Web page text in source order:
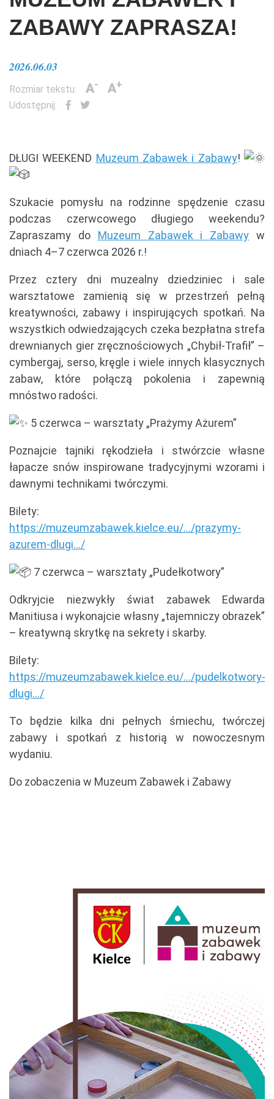
ZABAWY ZAPRASZA!
2026.06.03
Rozmiar tekstu: A- A+
Udostępnij:
DŁUGI WEEKEND Muzeum Zabawek i Zabawy!
Szukacie pomysłu na rodzinne spędzenie czasu
podczas czerwcowego długiego weekendu?
Zapraszamy do Muzeum Zabawek i Zabawy w
dniach 4–7 czerwca 2026 r.!
Przez cztery dni muzealny dziedziniec i sale
warsztatowe zamienią się w przestrzeń pełną
kreatywności, zabawy i inspirujących spotkań. Na
wszystkich odwiedzających czeka bezpłatna strefa
drewnianych gier zręcznościowych „Chybił-Trafił” –
cymbergaj, serso, kręgle i wiele innych klasycznych
zabaw, które połączą pokolenia i zapewnią
mnóstwo radości.
5 czerwca – warsztaty „Prażymy Ażurem”
Poznajcie tajniki rękodzieła i stwórzcie własne
łapacze snów inspirowane tradycyjnymi wzorami i
dawnymi technikami twórczymi.
Bilety:
https://muzeumzabawek.kielce.eu/.../prazymy-
azurem-dlugi.../
7 czerwca – warsztaty „Pudełkotwory”
Odkryjcie niezwykły świat zabawek Edwarda
Manitiusa i wykonajcie własny „tajemniczy obrazek”
– kreatywną skrytkę na sekrety i skarby.
Bilety:
https://muzeumzabawek.kielce.eu/.../pudelkotwory-
dlugi.../
To będzie kilka dni pełnych śmiechu, twórczej
zabawy i spotkań z historią w nowoczesnym
wydaniu.
Do zobaczenia w Muzeum Zabawek i Zabawy